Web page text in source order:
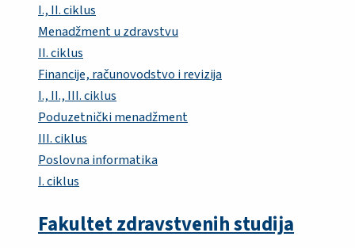
I., II. ciklus
Menadžment u zdravstvu
II. ciklus
Financije, računovodstvo i revizija
I., II., III. ciklus
Poduzetnički menadžment
III. ciklus
Poslovna informatika
I. ciklus
Fakultet zdravstvenih studija